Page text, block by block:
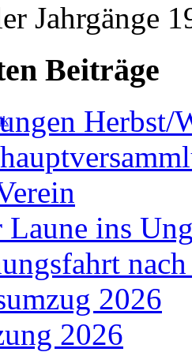
Jahrgänge
Beiträge
Herbst/
Laune ins
2026
2026